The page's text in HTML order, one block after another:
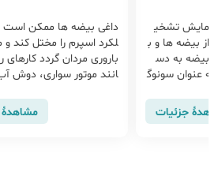
آزمایش تشخی
بیضه ها و ب
بیضه به دس
عنوان سونوگ
یک رو
تهاجمی اس
جزئیات
داغی بیضه ها ممکن است
لکرد اسپرم را مختل کند و
باروری مردان گردد کارهای
انند موتور سواری، دوش
داغی بیضه ها شود اما برای
ن موضوع راهکارهایی